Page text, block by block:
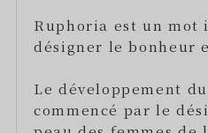
Ruphoria est un mot
désigner le bonheur
Le développement
commencé par le